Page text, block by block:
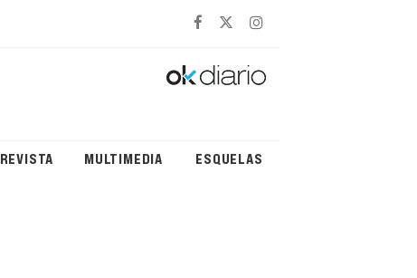
REVISTA MULTIMEDIA ESQUELAS